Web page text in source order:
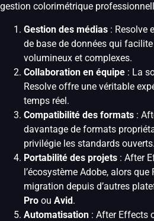
gestion colorimétrique
Gestion des médias : Resolve
de base de données qui
volumineux et complexes.
Collaboration en équipe : La
Resolve offre une véritable
temps réel.
Compatibilité des formats :
davantage de formats
privilégie les standards ouverts.
Portabilité des projets : After
l’écosystème Adobe, alors
migration depuis d’autres
Pro ou Avid.
Automatisation : After Effects